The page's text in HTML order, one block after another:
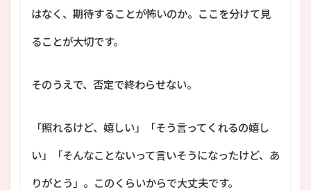
はなく、期待することが怖いのか。ここを分けて見
ることが大切です。
そのうえで、否定で終わらせない。
「照れるけど、嬉しい」「そう言ってくれるの嬉し
い」「そんなことないって言いそうになったけど、あ
りがとう」。このくらいからで大丈夫です。